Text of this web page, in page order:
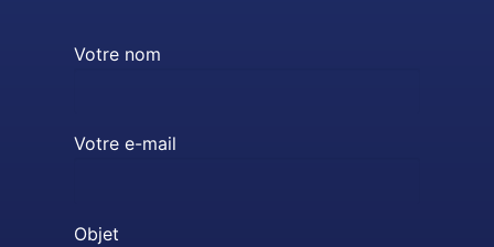
Votre nom
Votre e-mail
Objet